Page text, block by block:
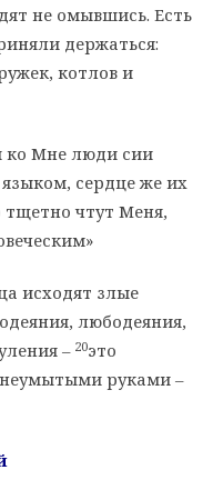
не омывшись. Есть
держаться:
котлов и
ко Мне люди сии
сердце же их
тщетно чтут Меня,
исходят злые
любодеяния,
– 20это
неумытыми руками –